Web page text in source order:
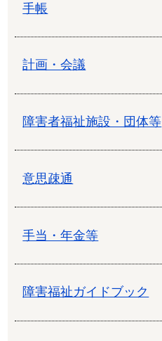
手帳
計画・会議
障害者福祉施設・団体等
意思疎通
手当・年金等
障害福祉ガイドブック